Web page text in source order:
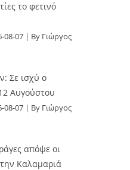
το φετινό
08-07
By Γιώργος
Σε ισχύ ο
Αυγούστου
08-07
By Γιώργος
απόψε οι
Καλαμαριά